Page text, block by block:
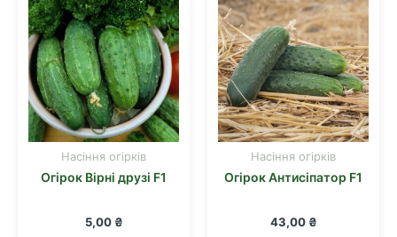
Насіння огірків
Огірок Вірні друзі F1
5,00 ₴
Насіння огірків
Огірок Антисіпатор F1
43,00 ₴